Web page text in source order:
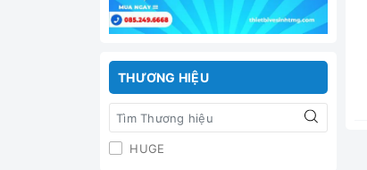
THƯƠNG HIỆU
HUGE